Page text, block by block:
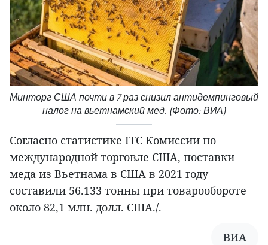
Минторг США почти в 7 раз снизил антидемпинговый
налог на вьетнамский мед. (Фото: ВИА)
Согласно статистике ITC Комиссии по
международной торговле США, поставки
меда из Вьетнама в США в 2021 году
составили 56.133 тонны при товарообороте
около 82,1 млн. долл. США./.
ВИА